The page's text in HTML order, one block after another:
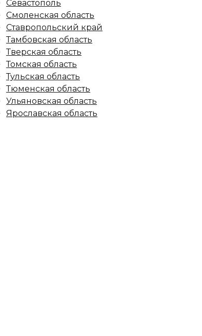
Севастополь
Смоленская область
Ставропольский край
Тамбовская область
Тверская область
Томская область
Тульская область
Тюменская область
Ульяновская область
Ярославская область